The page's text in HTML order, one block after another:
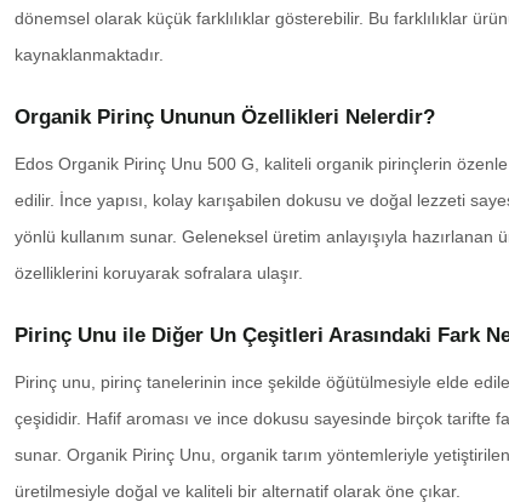
dönemsel olarak küçük farklılıklar gösterebilir. Bu farklılıklar
kaynaklanmaktadır.
Organik Pirinç Ununun Özellikleri Nelerdir?
Edos Organik Pirinç Unu 500 G, kaliteli organik pirinçlerin
edilir. İnce yapısı, kolay karışabilen dokusu ve doğal lezzeti
yönlü kullanım sunar. Geleneksel üretim anlayışıyla hazırlanan
özelliklerini koruyarak sofralara ulaşır.
Pirinç Unu ile Diğer Un Çeşitleri Arasındaki Fark
Pirinç unu, pirinç tanelerinin ince şekilde öğütülmesiyle elde
çeşididir. Hafif aroması ve ince dokusu sayesinde birçok tarifte
sunar. Organik Pirinç Unu, organik tarım yöntemleriyle
üretilmesiyle doğal ve kaliteli bir alternatif olarak öne çıkar.